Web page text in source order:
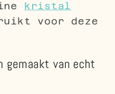
kristal
voor deze
gemaakt van echt